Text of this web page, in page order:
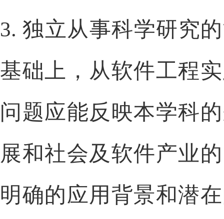
3.独立从事科学研究
基础上，从软件工程
问题应能反映本学科
展和社会及软件产业
明确的应用背景和潜